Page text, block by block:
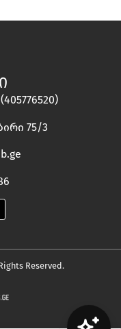
75/3
Reserved.